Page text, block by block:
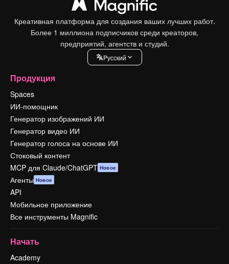
Креативная платформа для создания ваших лучших работ.
Более 1 миллиона подписчиков среди креаторов,
предприятий, агентств и студий.
Pусский
Продукция
Spaces
ИИ-помощник
Генератор изображений ИИ
Генератор видео ИИ
Генератор голоса на основе ИИ
Стоковый контент
MCP для Claude/ChatGPT Новое
Агенты Новое
API
Мобильное приложение
Все инструменты Magnific
Начать
Academy